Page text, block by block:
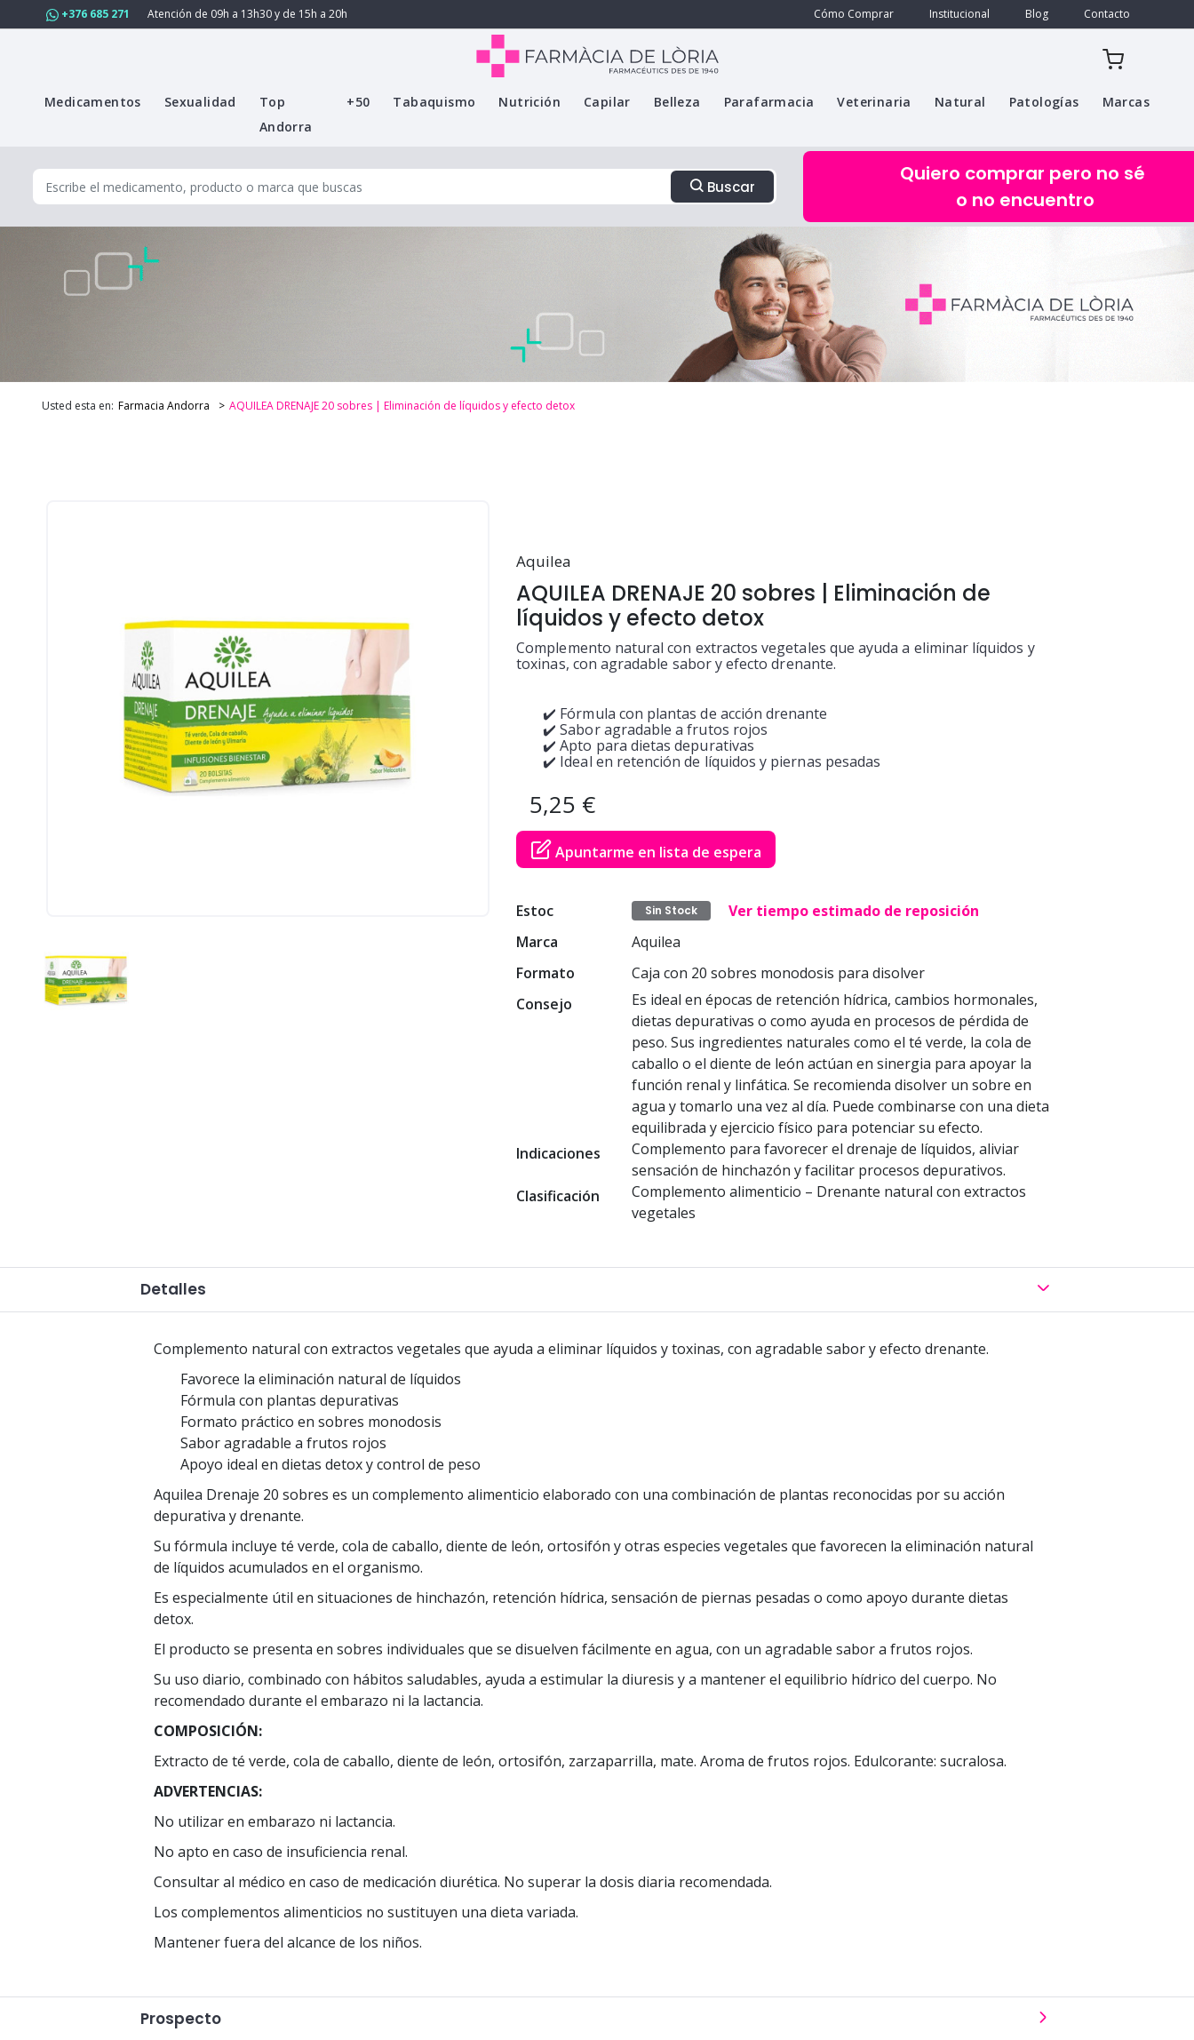
+376 685 271 Atención de 09h a 13h30 y de 15h a 20h Cómo Comprar Institucional Blog Contacto
Medicamentos Sexualidad
Top
Andorra
+50 Tabaquismo Nutrición Capilar Belleza Parafarmacia Veterinaria Natural Patologías Marcas
Buscar
Quiero comprar pero no sé
o no encuentro
Usted esta en: Farmacia Andorra AQUILEA DRENAJE 20 sobres | Eliminación de líquidos y efecto detox
Aquilea
AQUILEA DRENAJE 20 sobres | Eliminación de
líquidos y efecto detox
Complemento natural con extractos vegetales que ayuda a eliminar líquidos y
toxinas, con agradable sabor y efecto drenante.
✔️ Fórmula con plantas de acción drenante
✔️ Sabor agradable a frutos rojos
✔️ Apto para dietas depurativas
✔️ Ideal en retención de líquidos y piernas pesadas
5,25 €
Apuntarme en lista de espera
Estoc Sin Stock
Ver tiempo estimado de reposición
Marca
Aquilea
Formato
Caja con 20 sobres monodosis para disolver
Consejo
Es ideal en épocas de retención hídrica, cambios hormonales,
dietas depurativas o como ayuda en procesos de pérdida de
peso. Sus ingredientes naturales como el té verde, la cola de
caballo o el diente de león actúan en sinergia para apoyar la
función renal y linfática. Se recomienda disolver un sobre en
agua y tomarlo una vez al día. Puede combinarse con una dieta
equilibrada y ejercicio físico para potenciar su efecto.
Indicaciones
Complemento para favorecer el drenaje de líquidos, aliviar
sensación de hinchazón y facilitar procesos depurativos.
Clasificación
Complemento alimenticio – Drenante natural con extractos
vegetales
Detalles
Complemento natural con extractos vegetales que ayuda a eliminar líquidos y toxinas, con agradable sabor y efecto drenante.
Favorece la eliminación natural de líquidos
Fórmula con plantas depurativas
Formato práctico en sobres monodosis
Sabor agradable a frutos rojos
Apoyo ideal en dietas detox y control de peso
Aquilea Drenaje 20 sobres es un complemento alimenticio elaborado con una combinación de plantas reconocidas por su acción
depurativa y drenante.
Su fórmula incluye té verde, cola de caballo, diente de león, ortosifón y otras especies vegetales que favorecen la eliminación natural
de líquidos acumulados en el organismo.
Es especialmente útil en situaciones de hinchazón, retención hídrica, sensación de piernas pesadas o como apoyo durante dietas
detox.
El producto se presenta en sobres individuales que se disuelven fácilmente en agua, con un agradable sabor a frutos rojos.
Su uso diario, combinado con hábitos saludables, ayuda a estimular la diuresis y a mantener el equilibrio hídrico del cuerpo. No
recomendado durante el embarazo ni la lactancia.
COMPOSICIÓN:
Extracto de té verde, cola de caballo, diente de león, ortosifón, zarzaparrilla, mate. Aroma de frutos rojos. Edulcorante: sucralosa.
ADVERTENCIAS:
No utilizar en embarazo ni lactancia.
No apto en caso de insuficiencia renal.
Consultar al médico en caso de medicación diurética. No superar la dosis diaria recomendada.
Los complementos alimenticios no sustituyen una dieta variada.
Mantener fuera del alcance de los niños.
Prospecto